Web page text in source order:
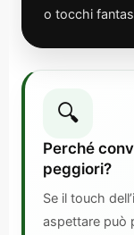
o tocchi
🔍
Perché
peggiori?
Se il touch
aspettare può